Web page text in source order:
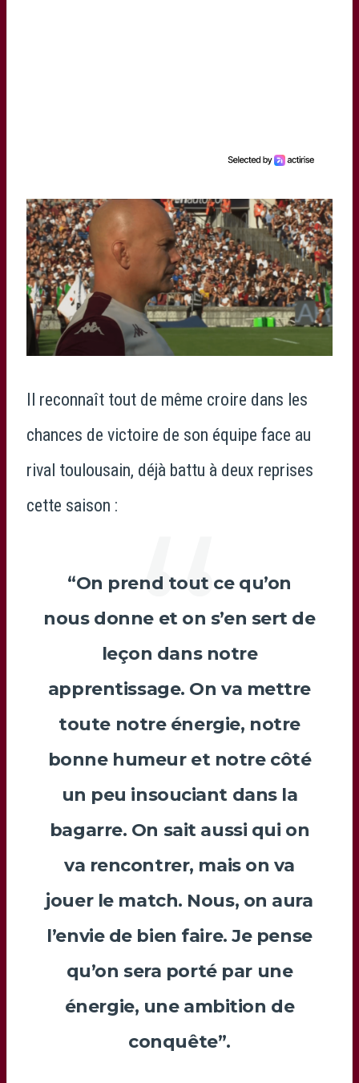
Il reconnaît tout de même croire dans les
chances de victoire de son équipe face au
rival toulousain, déjà battu à deux reprises
cette saison :
“On prend tout ce qu’on
nous donne et on s’en sert de
leçon dans notre
apprentissage. On va mettre
toute notre énergie, notre
bonne humeur et notre côté
un peu insouciant dans la
bagarre. On sait aussi qui on
va rencontrer, mais on va
jouer le match. Nous, on aura
l’envie de bien faire. Je pense
qu’on sera porté par une
énergie, une ambition de
conquête”.